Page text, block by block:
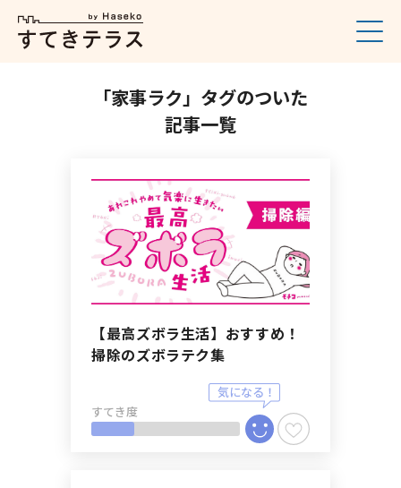
「家事ラク」タグのついた
記事一覧
【最高ズボラ生活】おすすめ！
掃除のズボラテク集
すてき度